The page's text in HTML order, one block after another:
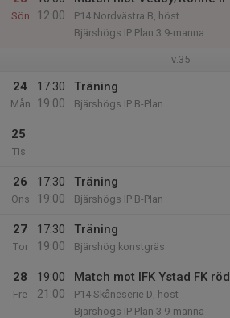
Sön
12:00
P14 Nordvästra B, höst
Bjärshögs IP Plan 3 9-manna
v.35
24
Mån
17:30
19:00
Träning
Bjärshögs IP B-Plan
25
Tis
26
Ons
17:30
19:00
Träning
Bjärshögs IP B-Plan
27
Tor
17:30
19:00
Träning
Bjärshög konstgräs
28
Fre
19:00
21:00
Match mot IFK Ystad FK röd
P14 Skåneserie D, höst
Bjärshögs IP Plan 3 9-manna